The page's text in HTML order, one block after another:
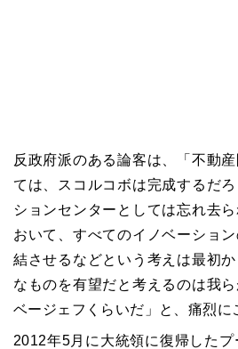
反政府派のある論客は、「不動
ては、スコルコボは完成するだ
ションセンターとしては忘れ去
おいて、すべてのイノベーショ
結させるなどという考えは最初
なものを有望だと考えるのは我
ベージェフくらいだ」と、痛烈に
2012年5月に大統領に復帰した